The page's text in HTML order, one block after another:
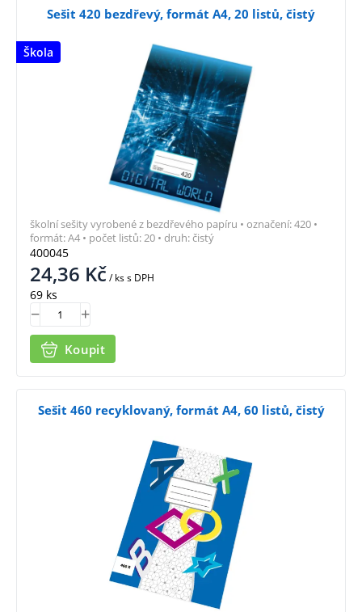
Škola
Sešit 420 bezdřevý, formát A4, 20 listů, čistý
400045
24,36 Kč/ kss DPH
69 ks
Koupit
školní sešity vyrobené z bezdřevého papíru • označení: 420 •
formát: A4 • počet listů: 20 • druh: čistý
Sešit 460 recyklovaný, formát A4, 60 listů, čistý